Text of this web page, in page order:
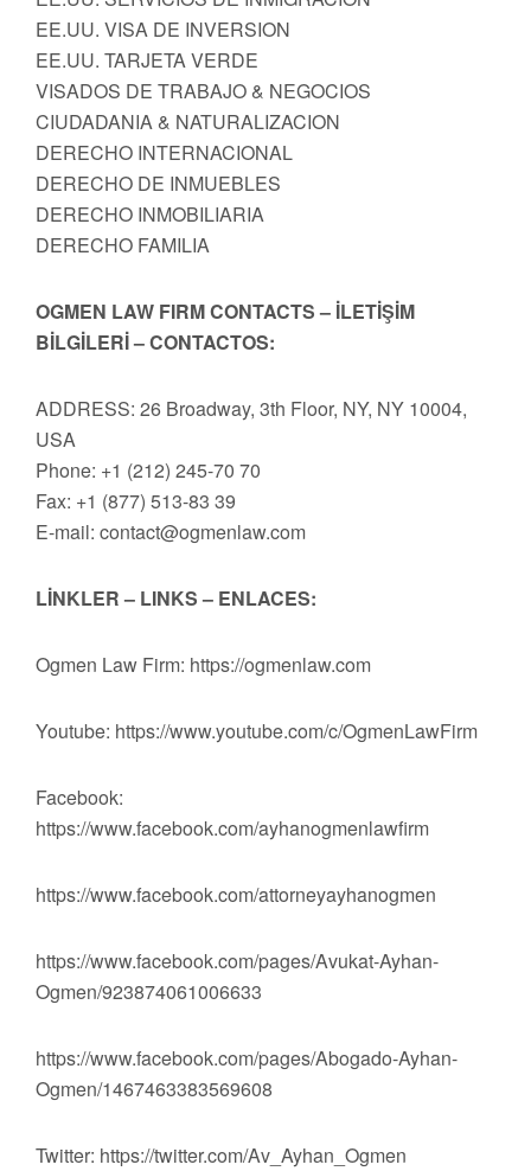
EE.UU. VISA DE INVERSION
EE.UU. TARJETA VERDE
VISADOS DE TRABAJO & NEGOCIOS
CIUDADANIA & NATURALIZACION
DERECHO INTERNACIONAL
DERECHO DE INMUEBLES
DERECHO INMOBILIARIA
DERECHO FAMILIA
OGMEN LAW FIRM CONTACTS – İLETİŞİM
BİLGİLERİ – CONTACTOS:
ADDRESS: 26 Broadway, 3th Floor, NY, NY 10004,
USA
Phone: +1 (212) 245-70 70
Fax: +1 (877) 513-83 39
E-mail: contact@ogmenlaw.com
LİNKLER – LINKS – ENLACES:
Ogmen Law Firm: https://ogmenlaw.com
Youtube: https://www.youtube.com/c/OgmenLawFirm
Facebook:
https://www.facebook.com/ayhanogmenlawfirm
https://www.facebook.com/attorneyayhanogmen
https://www.facebook.com/pages/Avukat-Ayhan-
Ogmen/923874061006633
https://www.facebook.com/pages/Abogado-Ayhan-
Ogmen/1467463383569608
Twitter: https://twitter.com/Av_Ayhan_Ogmen